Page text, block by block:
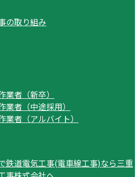
の取り組み
業者（新卒）
業者（中途採用）
業者（アルバイト）